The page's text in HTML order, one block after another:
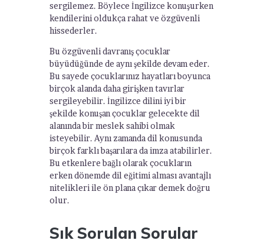
sergilemez. Böylece İngilizce konuşurken
kendilerini oldukça rahat ve özgüvenli
hissederler.
Bu özgüvenli davranış çocuklar
büyüdüğünde de aynı şekilde devam eder.
Bu sayede çocuklarınız hayatları boyunca
birçok alanda daha girişken tavırlar
sergileyebilir. İngilizce dilini iyi bir
şekilde konuşan çocuklar gelecekte dil
alanında bir meslek sahibi olmak
isteyebilir. Aynı zamanda dil konusunda
birçok farklı başarılara da imza atabilirler.
Bu etkenlere bağlı olarak çocukların
erken dönemde dil eğitimi alması avantajlı
nitelikleri ile ön plana çıkar demek doğru
olur.
Sık Sorulan Sorular